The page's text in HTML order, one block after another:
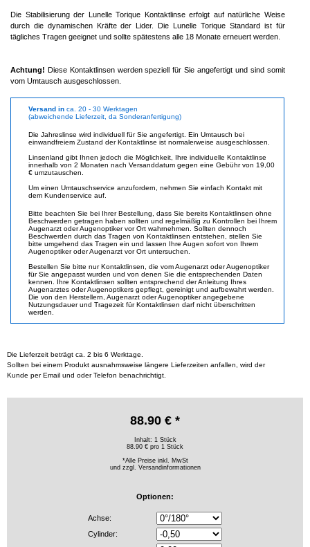
Die Stabilisierung der Lunelle Torique Kontaktlinse erfolgt auf natürliche Weise
durch die dynamischen Kräfte der Lider. Die Lunelle Torique Standard ist für
tägliches Tragen geeignet und sollte spätestens alle 18 Monate erneuert werden.
Achtung! Diese Kontaktlinsen werden speziell für Sie angefertigt und sind somit
vom Umtausch ausgeschlossen.
Versand in ca. 20 - 30 Werktagen
(abweichende Lieferzeit, da Sonderanfertigung)
Die Jahreslinse wird individuell für Sie angefertigt. Ein Umtausch bei
einwandfreiem Zustand der Kontaktlinse ist normalerweise ausgeschlossen.
Linsenland gibt Ihnen jedoch die Möglichkeit, Ihre individuelle Kontaktlinse
innerhalb von 2 Monaten nach Versanddatum gegen eine Gebühr von 19,00
€ umzutauschen.
Um einen Umtauschservice anzufordern, nehmen Sie einfach Kontakt mit
dem Kundenservice auf.
Bitte beachten Sie bei Ihrer Bestellung, dass Sie bereits Kontaktlinsen ohne
Beschwerden getragen haben sollten und regelmäßig zu Kontrollen bei Ihrem
Augenarzt oder Augenoptiker vor Ort wahrnehmen. Sollten dennoch
Beschwerden durch das Tragen von Kontaktlinsen entstehen, stellen Sie
bitte umgehend das Tragen ein und lassen Ihre Augen sofort von Ihrem
Augenoptiker oder Augenarzt vor Ort untersuchen.
Bestellen Sie bitte nur Kontaktlinsen, die vom Augenarzt oder Augenoptiker
für Sie angepasst wurden und von denen Sie die entsprechenden Daten
kennen. Ihre Kontaktlinsen sollten entsprechend der Anleitung Ihres
Augenarztes oder Augenoptikers gepflegt, gereinigt und aufbewahrt werden.
Die von den Herstellern, Augenarzt oder Augenoptiker angegebene
Nutzungsdauer und Tragezeit für Kontaktlinsen darf nicht überschritten
werden.
Die Lieferzeit beträgt ca. 2 bis 6 Werktage.
Sollten bei einem Produkt ausnahmsweise längere Lieferzeiten anfallen, wird der
Kunde per Email und oder Telefon benachrichtigt.
88.90 € *
Inhalt: 1 Stück
88.90 € pro 1 Stück
*Alle Preise inkl. MwSt
und zzgl. Versandinformationen
Optionen:
Achse:
Cylinder: